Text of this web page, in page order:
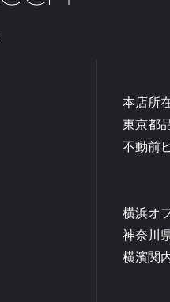
本店所
東京都
不動前
横浜オ
神奈川
横濱関